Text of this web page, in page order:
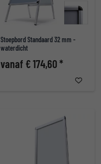
Stoepbord Standaard 32 mm -
waterdicht
vanaf € 174,60 *